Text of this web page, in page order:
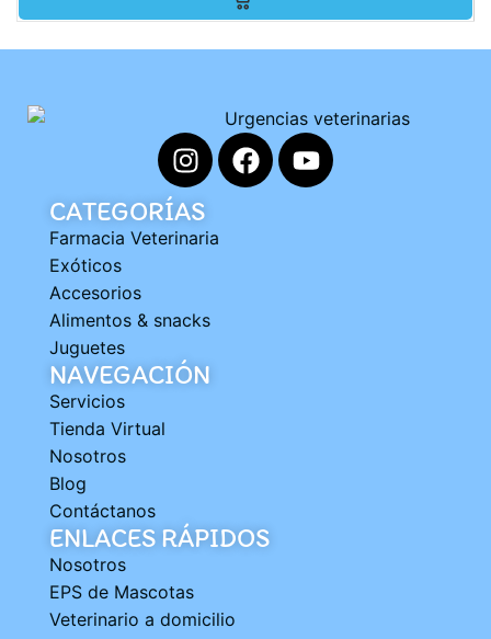
CATEGORÍAS
Farmacia Veterinaria
Exóticos
Accesorios
Alimentos & snacks
Juguetes
NAVEGACIÓN
Servicios
Tienda Virtual
Nosotros
Blog
Contáctanos
ENLACES RÁPIDOS
Nosotros
EPS de Mascotas
Veterinario a domicilio